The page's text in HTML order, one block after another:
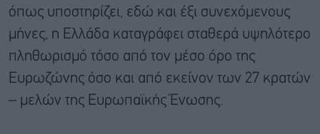
όπως υποστηρίζει, εδώ και έξι συνεχόμενους
μήνες, η Ελλάδα καταγράφει σταθερά υψηλότερο
πληθωρισμό τόσο από τον μέσο όρο της
Ευρωζώνης όσο και από εκείνον των 27 κρατών
– μελών της Ευρωπαϊκής Ένωσης.